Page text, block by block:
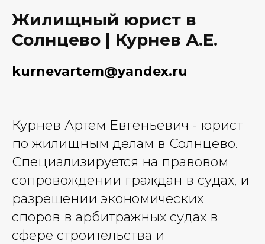
Жилищный юрист в
Солнцево | Курнев А.Е.
kurnevartem@yandex.ru
Курнев Артем Евгеньевич - юрист
по жилищным делам в Солнцево.
Специализируется на правовом
сопровождении граждан в судах, и
разрешении экономических
споров в арбитражных судах в
сфере строительства и